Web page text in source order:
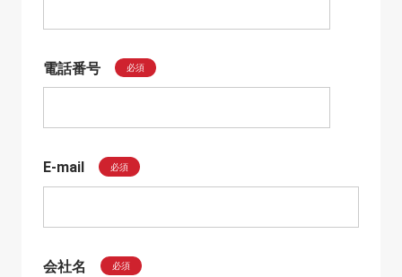
電話番号 必須
E-mail 必須
会社名 必須